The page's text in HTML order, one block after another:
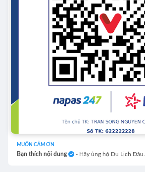
MUỐN CẢM ƠN
Bạn thích nội dung - Hãy ủng hộ Du Lịch Đâu.